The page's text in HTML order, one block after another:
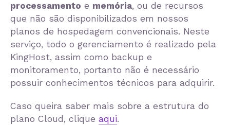
processamento e memória, ou de recursos
que não são disponibilizados em nossos
planos de hospedagem convencionais. Neste
serviço, todo o gerenciamento é realizado pela
KingHost, assim como backup e
monitoramento, portanto não é necessário
possuir conhecimentos técnicos para adquirir.
Caso queira saber mais sobre a estrutura do
plano Cloud, clique aqui.